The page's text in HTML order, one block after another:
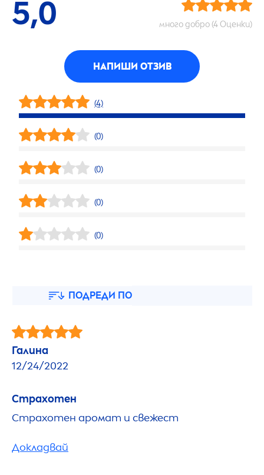
5,0 много добро (4 Оценки)
НАПИШИ ОТЗИВ
(4)
(0)
(0)
(0)
(0)
ПОДРЕДИ ПО
Галина
12/24/2022
Страхотен
Страхотен аромат и свежест
Докладвай